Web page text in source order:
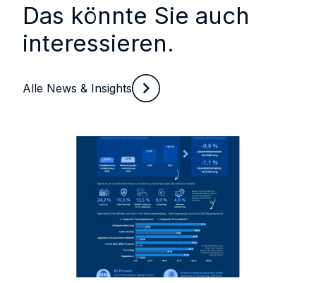
Das könnte Sie auch
interessieren.
Alle News & Insights